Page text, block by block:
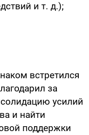
и т. д.);
встретился
за
усилий
и найти
поддержки